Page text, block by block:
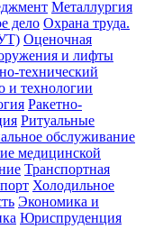
Металлургия
дело Охрана труда.
Оценочная
и лифты
технический
и технологии
Ракетно-
Ритуальные
обслуживание
медицинской
Транспортная
Холодильное
Экономика и
Юриспруденция